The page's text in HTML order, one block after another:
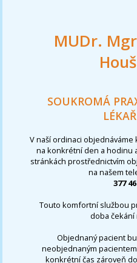
MUDr.
SOUKROMÁ
V naší ordinaci
na konkrétní den a hodinu
stránkách prostřednictvím
na našem
377
Touto komfortní službou
doba čekání
Objednaný pacient
neobjednaným
konkrétní čas zároveň